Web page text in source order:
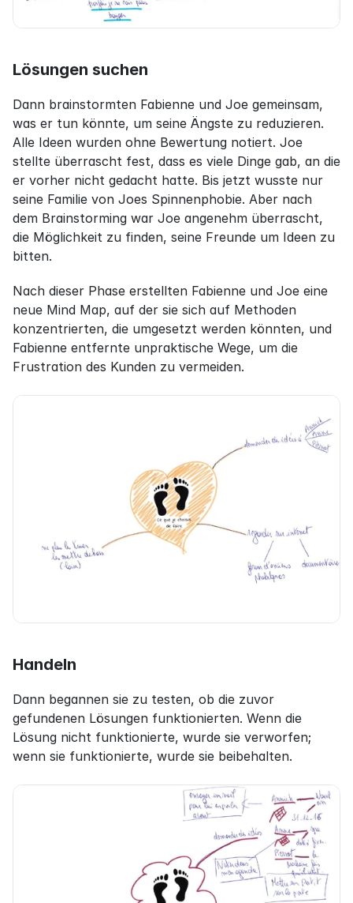
Lösungen suchen
Dann brainstormten Fabienne und Joe gemeinsam,
was er tun könnte, um seine Ängste zu reduzieren.
Alle Ideen wurden ohne Bewertung notiert. Joe
stellte überrascht fest, dass es viele Dinge gab, an die
er vorher nicht gedacht hatte. Bis jetzt wusste nur
seine Familie von Joes Spinnenphobie. Aber nach
dem Brainstorming war Joe angenehm überrascht,
die Möglichkeit zu finden, seine Freunde um Ideen zu
bitten.
Nach dieser Phase erstellten Fabienne und Joe eine
neue Mind Map, auf der sie sich auf Methoden
konzentrierten, die umgesetzt werden könnten, und
Fabienne entfernte unpraktische Wege, um die
Frustration des Kunden zu vermeiden.
Handeln
Dann begannen sie zu testen, ob die zuvor
gefundenen Lösungen funktionierten. Wenn die
Lösung nicht funktionierte, wurde sie verworfen;
wenn sie funktionierte, wurde sie beibehalten.